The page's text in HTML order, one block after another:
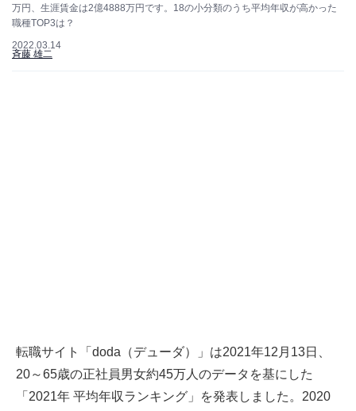
万円、生涯賃金は2億4888万円です。18の小分類のうち平均年収が高かった
職種TOP3は？
2022.03.14
斉藤 雄二
転職サイト「doda（デューダ）」は2021年12月13日、
20～65歳の正社員男女約45万人のデータを基にした
「2021年 平均年収ランキング」を発表しました。2020